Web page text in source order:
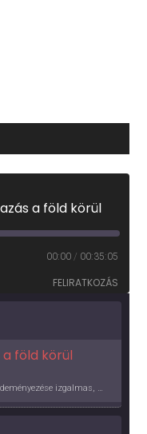
a föld körül
00:00 / 00:35:05
FELIRATKOZÁS
föld körül
Az UNICEF Magyarország jótékonysági kezdeményezése izgalmas, egész éves világkörüli ízutazásra hív, igazi családi program és gasztroedukáció, illetve segítség a rászorulóknak is egyben.